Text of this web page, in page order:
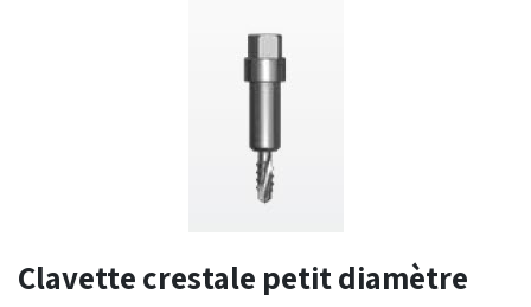
Clavette crestale petit diamètre